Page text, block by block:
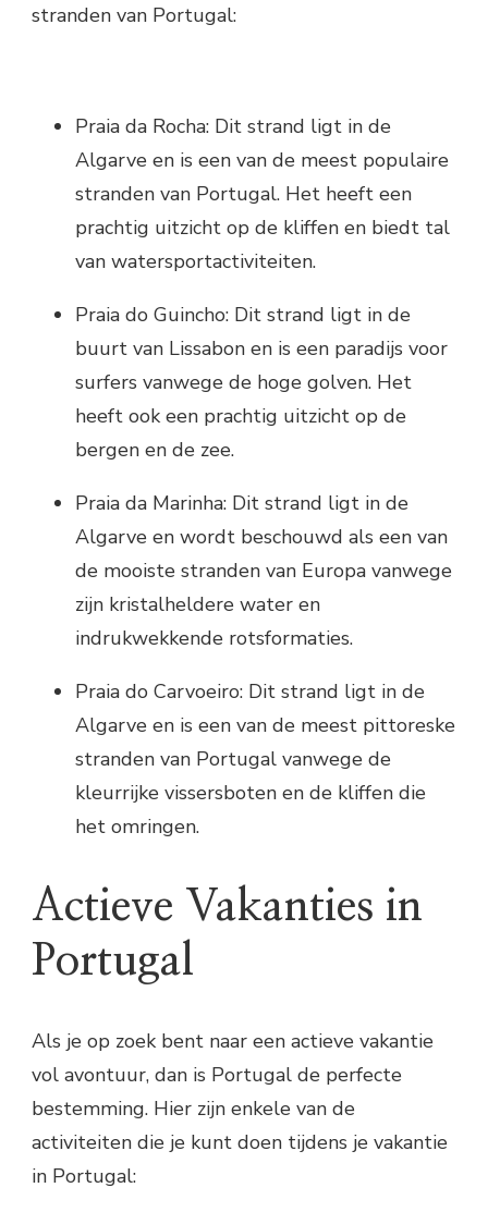
stranden van Portugal:
Praia da Rocha: Dit strand ligt in de
Algarve en is een van de meest populaire
stranden van Portugal. Het heeft een
prachtig uitzicht op de kliffen en biedt tal
van watersportactiviteiten.
Praia do Guincho: Dit strand ligt in de
buurt van Lissabon en is een paradijs voor
surfers vanwege de hoge golven. Het
heeft ook een prachtig uitzicht op de
bergen en de zee.
Praia da Marinha: Dit strand ligt in de
Algarve en wordt beschouwd als een van
de mooiste stranden van Europa vanwege
zijn kristalheldere water en
indrukwekkende rotsformaties.
Praia do Carvoeiro: Dit strand ligt in de
Algarve en is een van de meest pittoreske
stranden van Portugal vanwege de
kleurrijke vissersboten en de kliffen die
het omringen.
Actieve Vakanties in
Portugal
Als je op zoek bent naar een actieve vakantie
vol avontuur, dan is Portugal de perfecte
bestemming. Hier zijn enkele van de
activiteiten die je kunt doen tijdens je vakantie
in Portugal: